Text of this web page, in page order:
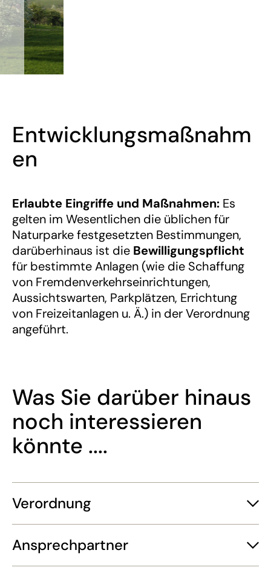
Entwicklungsmaßnahm
en
Erlaubte Eingriffe und Maßnahmen: Es
gelten im Wesentlichen die üblichen für
Naturparke festgesetzten Bestimmungen,
darüberhinaus ist die Bewilligungspflicht
für bestimmte Anlagen (wie die Schaffung
von Fremdenverkehrseinrichtungen,
Aussichtswarten, Parkplätzen, Errichtung
von Freizeitanlagen u. Ä.) in der Verordnung
angeführt.
Was Sie darüber hinaus
noch interessieren
könnte ....
Verordnung
Ansprechpartner